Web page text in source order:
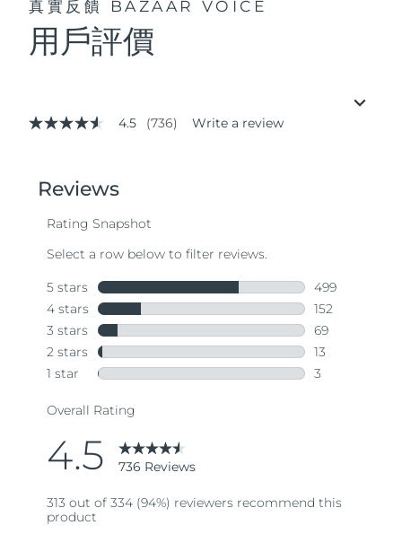
真實反饋 BAZAAR VOICE
用戶評價
4.5
stars,
average
value.
736
Same
page
link.
4.5 (736) Write a review